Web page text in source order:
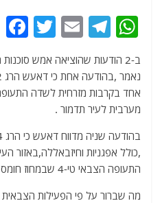
W
at
s
A
p
p
T
e
g
ra
m
E
ai
l
T
itt
er
ב-2 הודעות שהוציאה אמש
מערבית לעיר תדמור .
,כולל אפגניות וחיזבאללה,באזור
התעופה הצבאי טי-4 שבמחוז חומס .
מה שברור על פי הפעילות הצבאית